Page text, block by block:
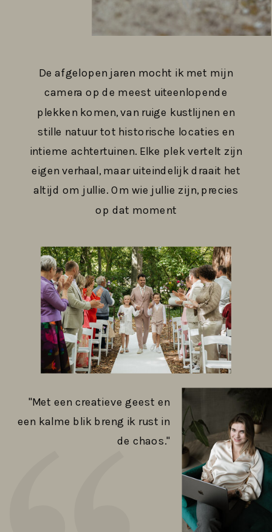
De afgelopen jaren mocht ik met mijn
camera op de meest uiteenlopende
plekken komen, van ruige kustlijnen en
stille natuur tot historische locaties en
intieme achtertuinen. Elke plek vertelt zijn
eigen verhaal, maar uiteindelijk draait het
altijd om jullie. Om wie jullie zijn, precies
op dat moment
''Met een creatieve geest en
een kalme blik breng ik rust in
de chaos.''